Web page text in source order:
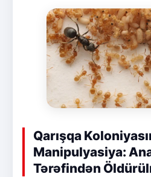
Qarışqa
Manipulyasiya:
Tərəfindən